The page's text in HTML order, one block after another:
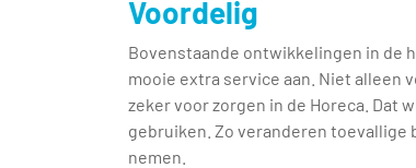
Voordelig
Bovenstaande ontwikkelingen in de
mooie extra service aan. Niet alleen
zeker voor zorgen in de Horeca. Dat
gebruiken. Zo veranderen toevallige
nemen.